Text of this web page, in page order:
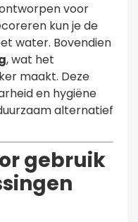
voor
kun je de
water. Bovendien
, wat het
maakt. Deze
en hygiëne
alternatief
gebruik